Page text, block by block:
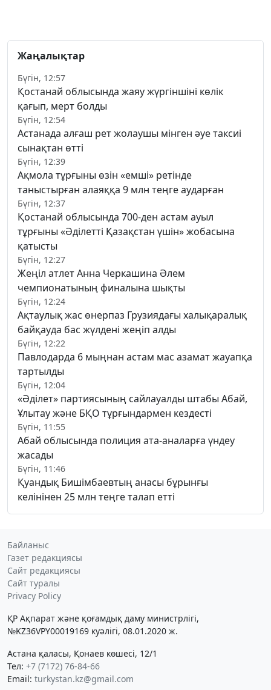
Жаңалықтар
Бүгін, 12:57
Қостанай облысында жаяу жүргіншіні көлік
қағып, мерт болды
Бүгін, 12:54
Астанада алғаш рет жолаушы мінген әуе таксиі
сынақтан өтті
Бүгін, 12:39
Ақмола тұрғыны өзін «емші» ретінде
таныстырған алаяққа 9 млн теңге аударған
Бүгін, 12:37
Қостанай облысында 700-ден астам ауыл
тұрғыны «Әділетті Қазақстан үшін» жобасына
қатысты
Бүгін, 12:27
Жеңіл атлет Анна Черкашина Әлем
чемпионатының финалына шықты
Бүгін, 12:24
Ақтаулық жас өнерпаз Грузиядағы халықаралық
байқауда бас жүлдені жеңіп алды
Бүгін, 12:22
Павлодарда 6 мыңнан астам мас азамат жауапқа
тартылды
Бүгін, 12:04
«Әділет» партиясының сайлауалды штабы Абай,
Ұлытау және БҚО тұрғындармен кездесті
Бүгін, 11:55
Абай облысында полиция ата-аналарға үндеу
жасады
Бүгін, 11:46
Қуандық Бишімбаевтың анасы бұрынғы
келінінен 25 млн теңге талап етті
Байланыс
Газет редакциясы
Сайт редакциясы
Сайт туралы
Privacy Policy
ҚР Ақпарат және қоғамдық даму министрлігі,
№KZ36VPY00019169 куәлігі, 08.01.2020 ж.
Астана қаласы, Қонаев көшесі, 12/1
Тел: +7 (7172) 76-84-66
Email: turkystan.kz@gmail.com